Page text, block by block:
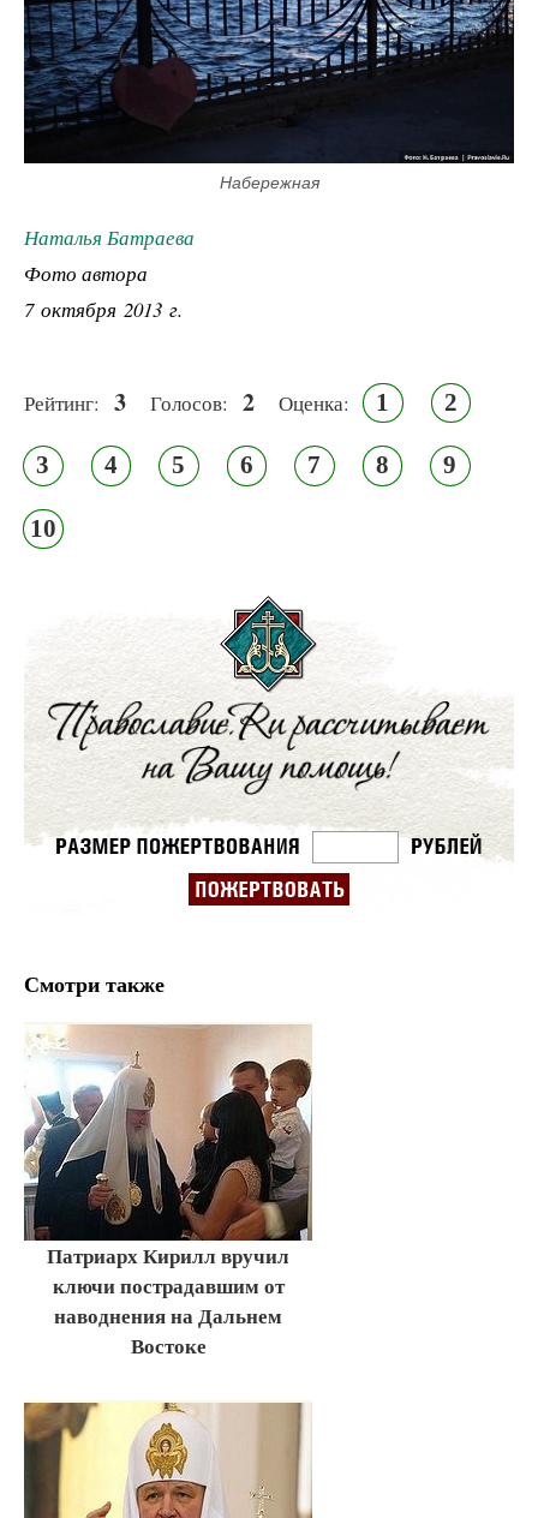
Набережная
Наталья Батраева
Фото автора
7 октября 2013 г.
Рейтинг: 3 Голосов: 2 Оценка: 1 2
3 4 5 6 7 8 9
10
Смотри также
Патриарх Кирилл вручил
ключи пострадавшим от
наводнения на Дальнем
Востоке